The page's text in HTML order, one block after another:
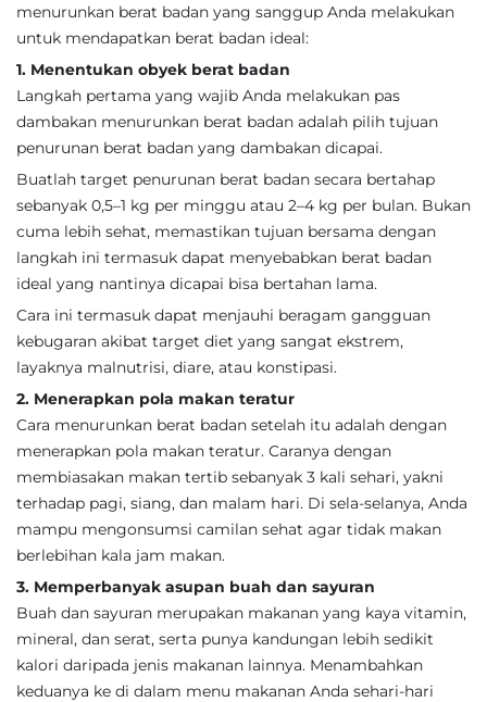
menurunkan berat badan yang sanggup Anda melakukan
untuk mendapatkan berat badan ideal:
1. Menentukan obyek berat badan
Langkah pertama yang wajib Anda melakukan pas
dambakan menurunkan berat badan adalah pilih tujuan
penurunan berat badan yang dambakan dicapai.
Buatlah target penurunan berat badan secara bertahap
sebanyak 0,5–1 kg per minggu atau 2–4 kg per bulan. Bukan
cuma lebih sehat, memastikan tujuan bersama dengan
langkah ini termasuk dapat menyebabkan berat badan
ideal yang nantinya dicapai bisa bertahan lama.
Cara ini termasuk dapat menjauhi beragam gangguan
kebugaran akibat target diet yang sangat ekstrem,
layaknya malnutrisi, diare, atau konstipasi.
2. Menerapkan pola makan teratur
Cara menurunkan berat badan setelah itu adalah dengan
menerapkan pola makan teratur. Caranya dengan
membiasakan makan tertib sebanyak 3 kali sehari, yakni
terhadap pagi, siang, dan malam hari. Di sela-selanya, Anda
mampu mengonsumsi camilan sehat agar tidak makan
berlebihan kala jam makan.
3. Memperbanyak asupan buah dan sayuran
Buah dan sayuran merupakan makanan yang kaya vitamin,
mineral, dan serat, serta punya kandungan lebih sedikit
kalori daripada jenis makanan lainnya. Menambahkan
keduanya ke di dalam menu makanan Anda sehari-hari